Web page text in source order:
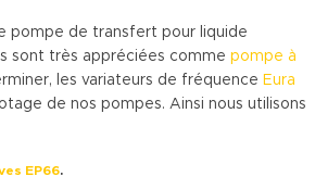
pompe de transfert pour liquide
sont très appréciées comme pompe à
les variateurs de fréquence Eura
de nos pompes. Ainsi nous utilisons
EP66.